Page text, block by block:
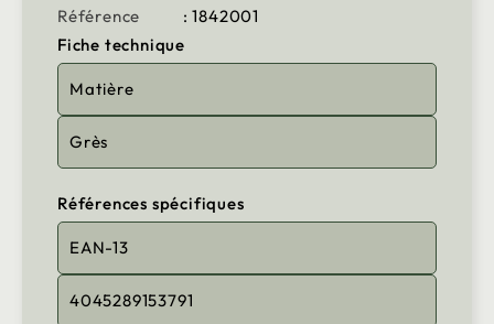
Référence
: 1842001
Fiche technique
Matière
Grès
Références spécifiques
EAN-13
4045289153791